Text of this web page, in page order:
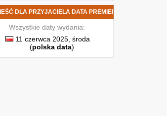
DLA PRZYJACIELA DATA PREMIERY
Wszystkie daty wydania:
11 czerwca 2025, środa
(polska data)